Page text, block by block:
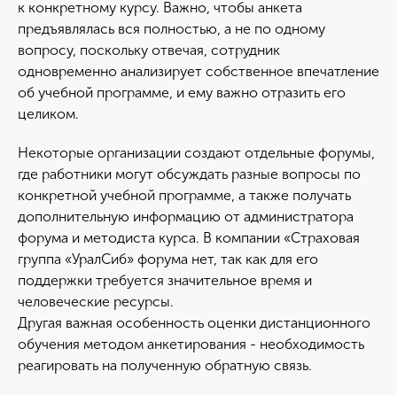
к конкретному курсу. Важно, чтобы анкета
предъявлялась вся полностью, а не по одному
вопросу, поскольку отвечая, сотрудник
одновременно анализирует собственное впечатление
об учебной программе, и ему важно отразить его
целиком.
Некоторые организации создают отдельные форумы,
где работники могут обсуждать разные вопросы по
конкретной учебной программе, а также получать
дополнительную информацию от администратора
форума и методиста курса. В компании «Страховая
группа «УралСиб» форума нет, так как для его
поддержки требуется значительное время и
человеческие ресурсы.
Другая важная особенность оценки дистанционного
обучения методом анкетирования - необходимость
реагировать на полученную обратную связь.